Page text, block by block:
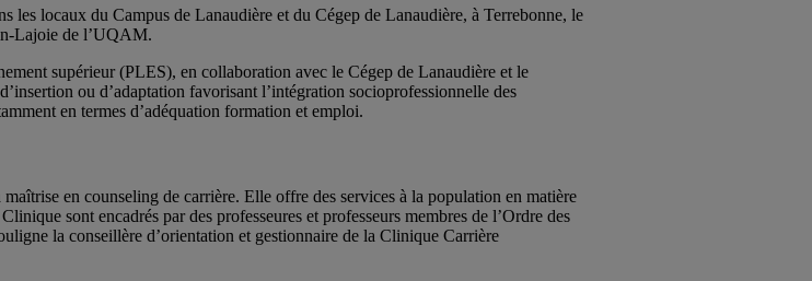
les locaux du Campus de Lanaudière et du Cégep de Lanaudière, à Terrebonne, le
Lajoie de l’UQAM.
supérieur (PLES), en collaboration avec le Cégep de Lanaudière et le
ou d’adaptation favorisant l’intégration socioprofessionnelle des
en termes d’adéquation formation et emploi.
en counseling de carrière. Elle offre des services à la population en matière
sont encadrés par des professeures et professeurs membres de l’Ordre des
la conseillère d’orientation et gestionnaire de la Clinique Carrière